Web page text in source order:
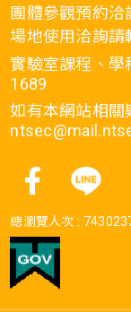
團體參觀預約
場地使用洽詢請
實驗室課程、學
1689
如有本網站相關
總瀏覽人次 :